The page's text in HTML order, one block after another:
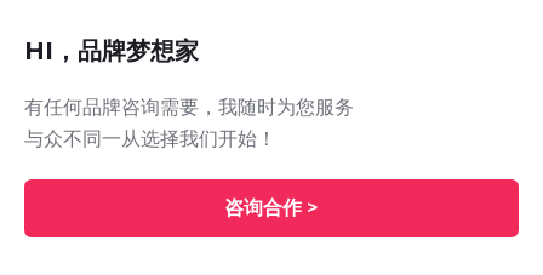
HI，品牌梦想家
有任何品牌咨询需要，我随时为您服务
与众不同一从选择我们开始！
咨询合作 >